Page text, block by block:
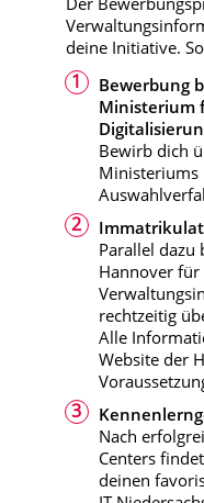
deine Initiative.
Bewerbung
Ministerium
Bewirb dich
Ministeriums
Parallel dazu
Hannover für
rechtzeitig
Alle
Website der
Nach
Centers
deinen